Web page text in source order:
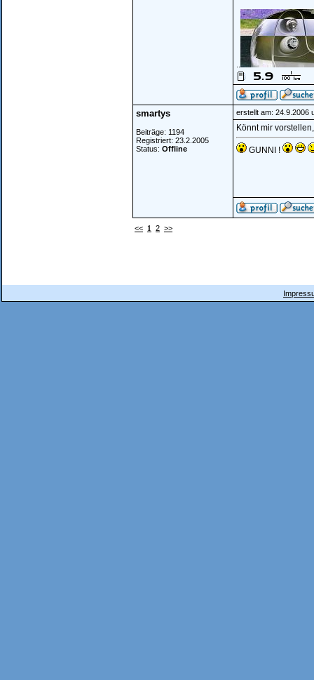
..
smartys
Beiträge: 1194
Registriert: 23.2.2005
Status: Offline
erstellt am: 24.9.2006
Könnt mir
GUNNI !
<< 1 2 >>